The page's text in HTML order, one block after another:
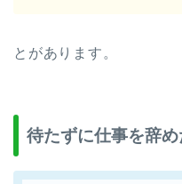
とがあります。
待たずに仕事を辞